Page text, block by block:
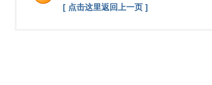
[ 点击这里返回上一页 ]